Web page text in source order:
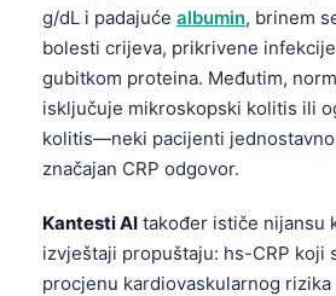
g/dL i padajuće albumin, brinem
bolesti crijeva, prikrivene
gubitkom proteina. Međutim,
isključuje mikroskopski kolitis ili
kolitis—neki pacijenti
značajan CRP odgovor.
Kantesti AI također ističe nijansu
izvještaji propuštaju: hs-CRP koji
procjenu kardiovaskularnog